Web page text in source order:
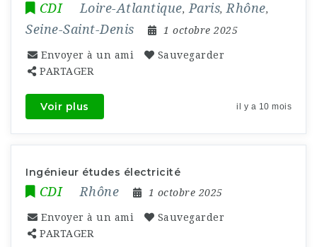
CDI Loire-Atlantique, Paris, Rhône,
Seine-Saint-Denis 1 octobre 2025
Envoyer à un ami
Sauvegarder
PARTAGER
Voir plus il y a 10 mois
Ingénieur études électricité
CDI Rhône 1 octobre 2025
Envoyer à un ami
Sauvegarder
PARTAGER